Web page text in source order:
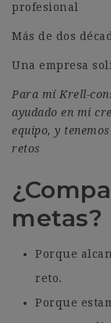
profesional
Más de dos
Una empresa
Para mí Krell-
ayudado en mi
equipo, y
retos
metas?
Porque
reto.
Porque